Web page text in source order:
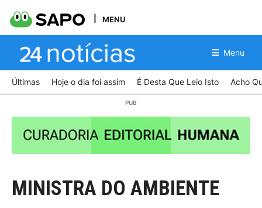
MENU
Menu
Últimas Hoje o dia foi assim É Desta Que Leio Isto Acho
MINISTRA DO AMBIENTE